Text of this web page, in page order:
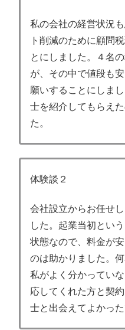
私の会社の経営状況
ト削減のために顧問
とにしました。４名
が、その中で値段も
願いすることにしま
士を紹介してもらえ
た。
体験談２
会社設立からお任せ
した。起業当初とい
状態なので、料金が
のは助かりました。
私がよく分かってい
応してくれた方と契
士と出会えてよかった